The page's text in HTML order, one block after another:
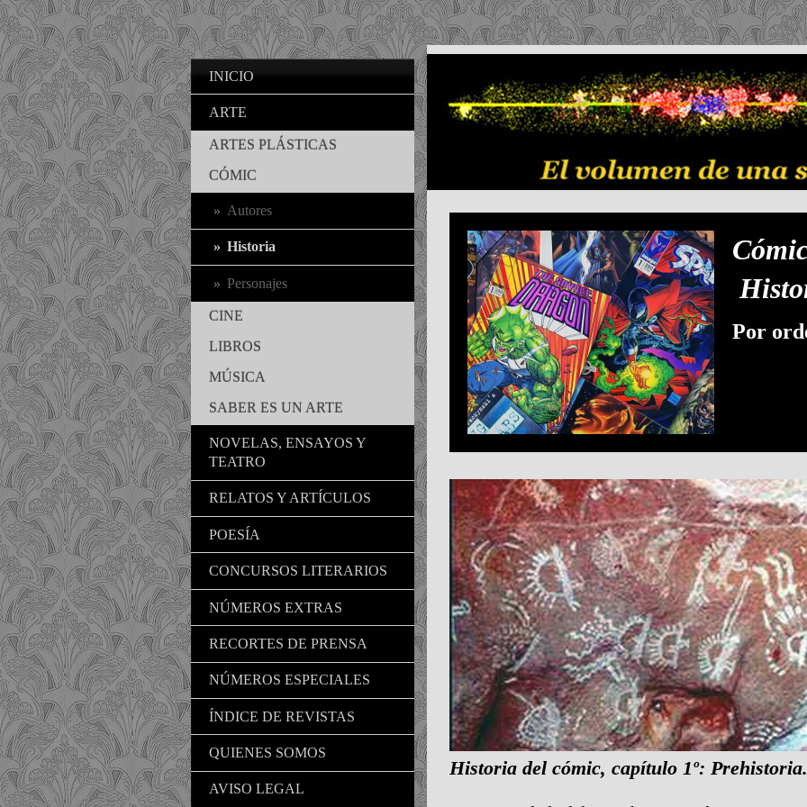
Por
Historia del cómic, capítulo 1º:
INICIO
ARTE
ARTES PLÁSTICAS
CÓMIC
Autores
Historia
Personajes
CINE
LIBROS
MÚSICA
SABER ES UN ARTE
NOVELAS, ENSAYOS Y
TEATRO
RELATOS Y ARTÍCULOS
POESÍA
CONCURSOS LITERARIOS
NÚMEROS EXTRAS
RECORTES DE PRENSA
NÚMEROS ESPECIALES
ÍNDICE DE REVISTAS
QUIENES SOMOS
AVISO LEGAL